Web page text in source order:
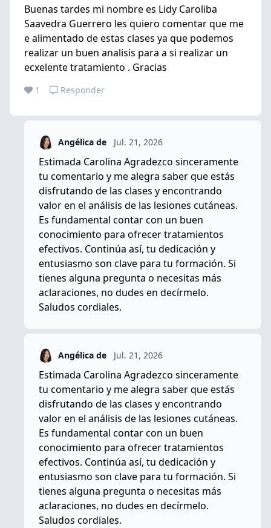
Buenas tardes mi nombre es Lidy Caroliba
Saavedra Guerrero les quiero comentar que me
e alimentado de estas clases ya que podemos
realizar un buen analisis para a si realizar un
ecxelente tratamiento . Gracias
1 Responder
Angélica de Jul. 21, 2026
Estimada Carolina Agradezco sinceramente
tu comentario y me alegra saber que estás
disfrutando de las clases y encontrando
valor en el análisis de las lesiones cutáneas.
Es fundamental contar con un buen
conocimiento para ofrecer tratamientos
efectivos. Continúa así, tu dedicación y
entusiasmo son clave para tu formación. Si
tienes alguna pregunta o necesitas más
aclaraciones, no dudes en decírmelo.
Saludos cordiales.
Angélica de Jul. 21, 2026
Estimada Carolina Agradezco sinceramente
tu comentario y me alegra saber que estás
disfrutando de las clases y encontrando
valor en el análisis de las lesiones cutáneas.
Es fundamental contar con un buen
conocimiento para ofrecer tratamientos
efectivos. Continúa así, tu dedicación y
entusiasmo son clave para tu formación. Si
tienes alguna pregunta o necesitas más
aclaraciones, no dudes en decírmelo.
Saludos cordiales.